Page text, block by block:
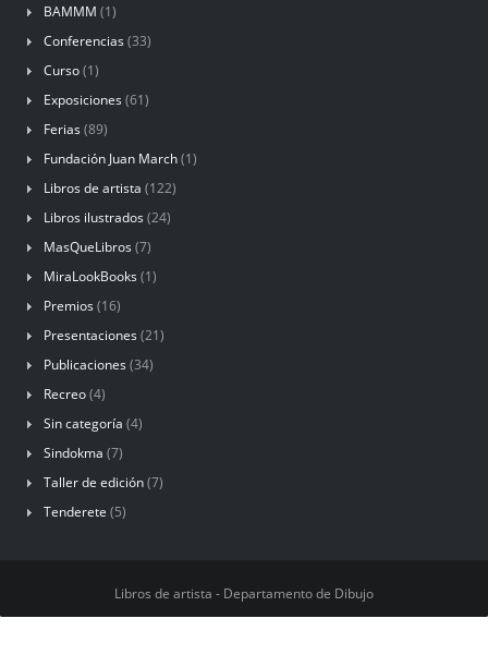
BAMMM (1)
Conferencias (33)
Curso(1)
Exposiciones (61)
Ferias (89)
Fundación Juan March(1)
Libros de artista (122)
Libros ilustrados (24)
MasQueLibros (7)
MiraLookBooks (1)
Premios (16)
Presentaciones (21)
Publicaciones (34)
Recreo(4)
Sin categoría (4)
Sindokma (7)
Taller de edición(7)
Tenderete (5)
Libros de artista - Departamento de Dibujo